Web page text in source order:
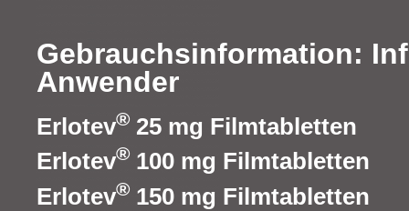
Gebrauchsinformation:
Anwender
Erlotev® 25 mg Filmtabletten
Erlotev® 100 mg Filmtabletten
Erlotev® 150 mg Filmtabletten